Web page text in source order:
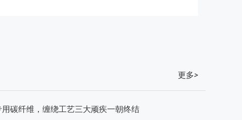
更多>
碳纤维，缠绕工艺三大顽疾一朝终结